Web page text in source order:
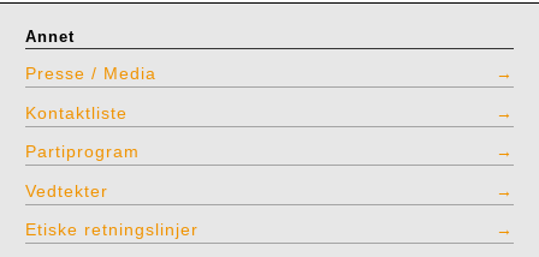
Annet
Presse / Media
Kontaktliste
Partiprogram
Vedtekter
Etiske retningslinjer